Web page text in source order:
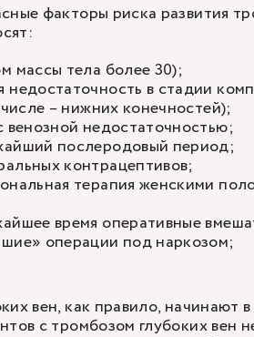
факторы риска развития
массы тела более 30);
недостаточность в стадии
– нижних конечностей);
венозной недостаточностью;
послеродовый период;
контрацептивов;
терапия женскими
время оперативные
операции под наркозом;
вен, как правило, начинают
с тромбозом глубоких вен